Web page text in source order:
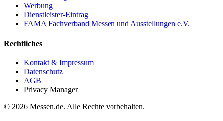
Werbung
Dienstleister-Eintrag
FAMA Fachverband Messen und Ausstellungen e.V.
Rechtliches
Kontakt & Impressum
Datenschutz
AGB
Privacy Manager
© 2026 Messen.de. Alle Rechte vorbehalten.